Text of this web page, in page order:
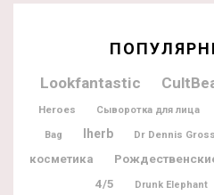
Lookfantastic
Heroes
Сыворотка для лица
Bag Iherb Dr Dennis Gross
косметика
4/5 Drunk Elephant